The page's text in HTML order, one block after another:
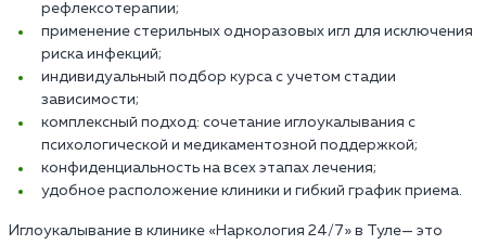
рефлексотерапии;
применение стерильных одноразовых игл для исключения
риска инфекций;
индивидуальный подбор курса с учетом стадии
зависимости;
комплексный подход: сочетание иглоукалывания с
психологической и медикаментозной поддержкой;
конфиденциальность на всех этапах лечения;
удобное расположение клиники и гибкий график приема.
Иглоукалывание в клинике «Наркология 24/7» в Туле— это